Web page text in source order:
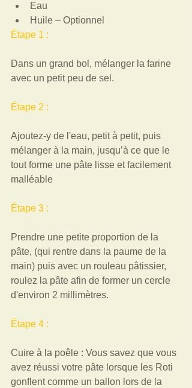
Eau
Huile – Optionnel
Étape 1 :
Dans un grand bol, mélanger la farine
avec un petit peu de sel.
Étape 2 :
Ajoutez-y de l'eau, petit à petit, puis
mélanger à la main, jusqu’à ce que le
tout forme une pâte lisse et facilement
malléable
Étape 3 :
Prendre une petite proportion de la
pâte, (qui rentre dans la paume de la
main) puis avec un rouleau pâtissier,
roulez la pâte afin de former un cercle
d'environ 2 millimètres.
Étape 4 :
Cuire à la poêle : Vous savez que vous
avez réussi votre pâte lorsque les Roti
gonflent comme un ballon lors de la